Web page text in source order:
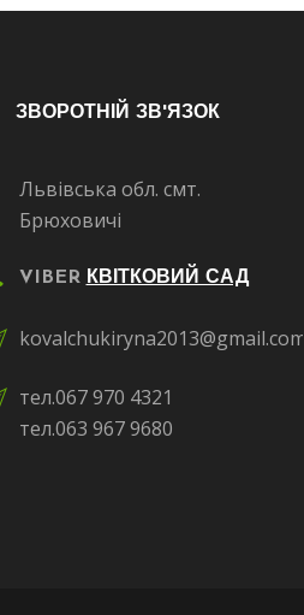
ЗВОРОТНІЙ ЗВ'ЯЗОК
Львівська обл. смт.
Брюховичі
VIBER КВІТКОВИЙ САД
kovalchukiryna2013@gmail.com
тел.067 970 4321
тел.063 967 9680